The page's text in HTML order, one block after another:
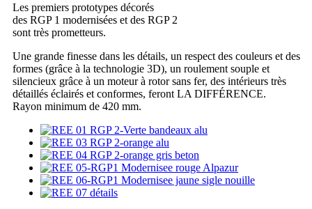
Les premiers prototypes décorés
des RGP 1 modernisées et des RGP 2
sont très prometteurs.
Une grande finesse dans les détails, un respect des couleurs et des
formes (grâce à la technologie 3D), un roulement souple et
silencieux grâce à un moteur à rotor sans fer, des intérieurs très
détaillés éclairés et conformes, feront LA DIFFÉRENCE.
Rayon minimum de 420 mm.